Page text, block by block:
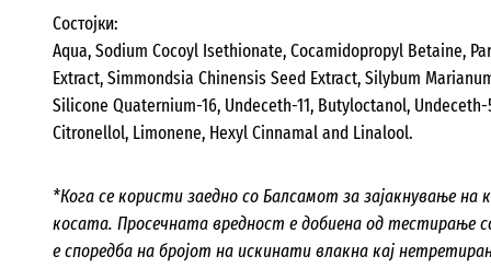
Состојки:
Aqua, Sodium Cocoyl Isethionate, Cocamidopropyl Betaine,
Extract, Simmondsia Chinensis Seed Extract, Silybum
Silicone Quaternium-16, Undeceth-11, Butyloctanol,
Citronellol, Limonene, Hexyl Cinnamal and Linalool.
*Кога се користи заедно со Балсамот за зајакнување
косата. Просечната вредност е добиена од тестирање
е споредба на бројот на искинати влакна кај